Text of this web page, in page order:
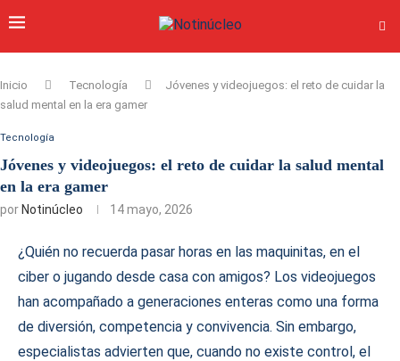
Inicio Tecnología
Jóvenes y videojuegos: el reto de cuidar la
salud mental en la era gamer
Tecnología
Jóvenes y videojuegos: el reto de cuidar la salud mental
en la era gamer
por Notinúcleo 14 mayo, 2026
¿Quién no recuerda pasar horas en las maquinitas, en el
ciber o jugando desde casa con amigos? Los videojuegos
han acompañado a generaciones enteras como una forma
de diversión, competencia y convivencia. Sin embargo,
especialistas advierten que, cuando no existe control, el